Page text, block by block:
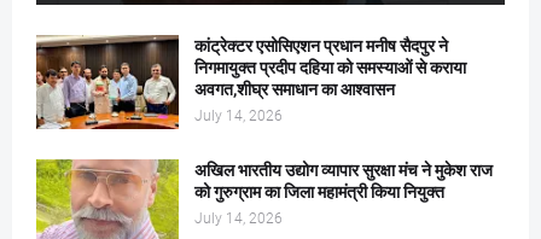
कांट्रेक्टर एसोसिएशन प्रधान मनीष सैदपुर ने
निगमायुक्त प्रदीप दहिया को समस्याओं से कराया
अवगत,शीघ्र समाधान का आश्वासन
July 14, 2026
अखिल भारतीय उद्योग व्यापार सुरक्षा मंच ने मुकेश राज
को गुरुग्राम का जिला महामंत्री किया नियुक्त
July 14, 2026